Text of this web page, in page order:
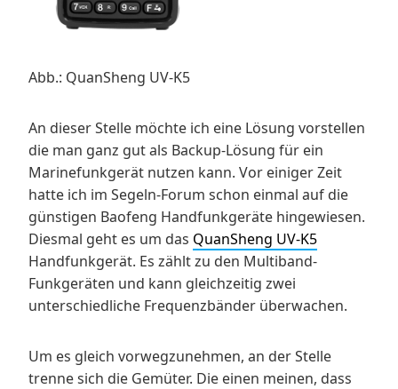
Abb.: QuanSheng UV-K5
An dieser Stelle möchte ich eine Lösung vorstellen
die man ganz gut als Backup-Lösung für ein
Marinefunkgerät nutzen kann. Vor einiger Zeit
hatte ich im Segeln-Forum schon einmal auf die
günstigen Baofeng Handfunkgeräte hingewiesen.
Diesmal geht es um das QuanSheng UV-K5
Handfunkgerät. Es zählt zu den Multiband-
Funkgeräten und kann gleichzeitig zwei
unterschiedliche Frequenzbänder überwachen.
Um es gleich vorwegzunehmen, an der Stelle
trenne sich die Gemüter. Die einen meinen, dass